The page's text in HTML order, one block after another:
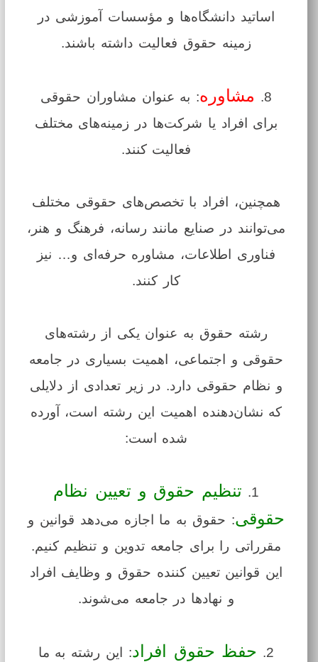
اساتید دانشگاه‌ها و مؤسسات آموزشی در
زمینه حقوق فعالیت داشته باشند.
مشاوره : به عنوان مشاوران حقوقی
برای افراد یا شرکت‌ها در زمینه‌های مختلف
فعالیت کنند.
همچنین، افراد با تخصص‌های حقوقی مختلف
می‌توانند در صنایع مانند رسانه، فرهنگ و هنر،
فناوری اطلاعات، مشاوره حرفه‌ای و… نیز
کار کنند.
رشته حقوق به عنوان یکی از رشته‌های
حقوقی و اجتماعی، اهمیت بسیاری در جامعه
و نظام حقوقی دارد. در زیر تعدادی از دلایلی
که نشان‌دهنده اهمیت این رشته است، آورده
شده است:
تنظیم حقوق و تعیین نظام
حقوقی: حقوق به ما اجازه می‌دهد قوانین و
مقرراتی را برای جامعه تدوین و تنظیم کنیم.
این قوانین تعیین کننده حقوق و وظایف افراد
و نهادها در جامعه می‌شوند.
حفظ حقوق افراد
: این رشته به ما